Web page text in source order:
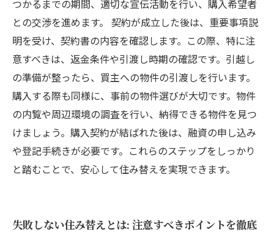
つかるまでの期間、適切な宣伝活動を行い、購入希望者
との交渉を進めます。 契約が成立した後は、重要事項説
明を受け、契約書の内容を確認します。この際、特に注
意すべきは、返金条件や引渡し時期の確認です。引越し
の準備が整ったら、買主への物件の引渡しを行います。
購入する際も同様に、事前の物件選びが大切です。物件
の内覧や周辺環境の調査を行い、納得できる物件を見つ
けましょう。購入契約が結ばれた後は、融資の申し込み
や登記手続きが必要です。これらのステップをしっかり
と踏むことで、安心して住み替えを実現できます。
失敗しない住み替えとは: 注意すべきポイントを徹底